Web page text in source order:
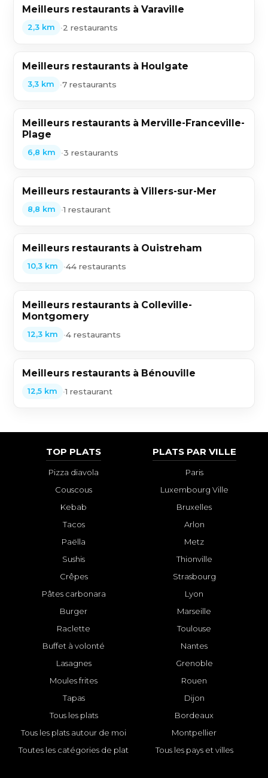
Meilleurs restaurants à Varaville
2,3 km •2 restaurants
Meilleurs restaurants à Houlgate
3,3 km •7 restaurants
Meilleurs restaurants à Merville-Franceville-
Plage
6,8 km •3 restaurants
Meilleurs restaurants à Villers-sur-Mer
8,8 km •1 restaurant
Meilleurs restaurants à Ouistreham
10,3 km •44 restaurants
Meilleurs restaurants à Colleville-
Montgomery
12,3 km •4 restaurants
Meilleurs restaurants à Bénouville
12,5 km •1 restaurant
TOP PLATS
Pizza diavola
Couscous
Kebab
Tacos
Paëlla
Sushis
Crêpes
Pâtes carbonara
Burger
Raclette
Buffet à volonté
Lasagnes
Moules frites
Tapas
Tous les plats
Tous les plats autour de moi
Toutes les catégories de plat
PLATS PAR VILLE
Paris
Luxembourg Ville
Bruxelles
Arlon
Metz
Thionville
Strasbourg
Lyon
Marseille
Toulouse
Nantes
Grenoble
Rouen
Dijon
Bordeaux
Montpellier
Tous les pays et villes